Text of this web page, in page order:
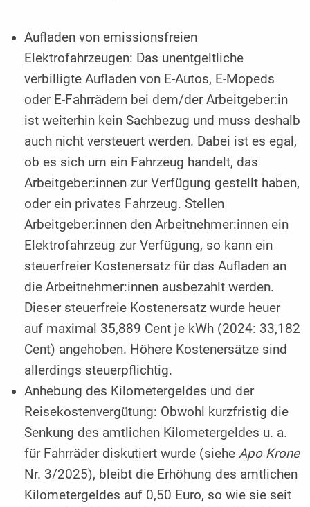
Aufladen von emissionsfreien
Elektrofahrzeugen: Das unentgeltliche
verbilligte Aufladen von E-Autos, E-Mopeds
oder E-Fahrrädern bei dem/der Arbeitgeber:in
ist weiterhin kein Sachbezug und muss deshalb
auch nicht versteuert werden. Dabei ist es egal,
ob es sich um ein Fahrzeug handelt, das
Arbeitgeber:innen zur Verfügung gestellt haben,
oder ein privates Fahrzeug. Stellen
Arbeitgeber:innen den Arbeitnehmer:innen ein
Elektrofahrzeug zur Verfügung, so kann ein
steuerfreier Kostenersatz für das Aufladen an
die Arbeitnehmer:innen ausbezahlt werden.
Dieser steuerfreie Kostenersatz wurde heuer
auf maximal 35,889 Cent je kWh (2024: 33,182
Cent) angehoben. Höhere Kostenersätze sind
allerdings steuerpflichtig.
Anhebung des Kilometergeldes und der
Reisekostenvergütung: Obwohl kurzfristig die
Senkung des amtlichen Kilometergeldes u. a.
für Fahrräder diskutiert wurde (sieheApo Krone
Nr. 3/2025), bleibt die Erhöhung des amtlichen
Kilometergeldes auf 0,50 Euro, so wie sie seit